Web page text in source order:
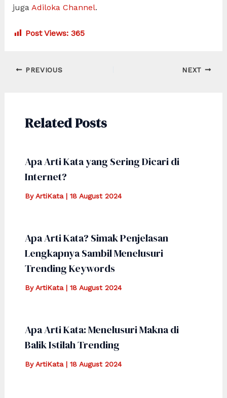
juga Adiloka Channel.
Post Views: 365
Post
PREVIOUS NEXT
Related Posts
Apa Arti Kata yang Sering Dicari di
Internet?
ByArtiKata | 18 August 2024
Apa Arti Kata? Simak Penjelasan
Lengkapnya Sambil Menelusuri
Trending Keywords
ByArtiKata | 18 August 2024
Apa Arti Kata: Menelusuri Makna di
Balik Istilah Trending
ByArtiKata | 18 August 2024